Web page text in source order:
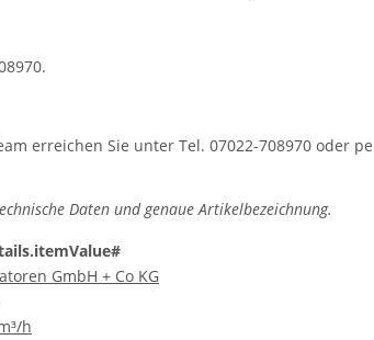
erreichen Sie unter Tel. 07022-708970 oder
Daten und genaue Artikelbezeichnung.
GmbH + Co KG
h